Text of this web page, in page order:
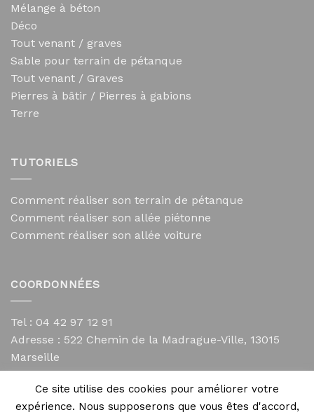
Mélange à béton
Déco
Tout venant / graves
Sable pour terrain de pétanque
Tout venant / Graves
Pierres à bâtir / Pierres à gabions
Terre
TUTORIELS
Comment réaliser son terrain de pétanque
Comment réaliser son allée piétonne
Comment réaliser son allée voiture
COORDONNÉES
Tel : 04 42 97 12 91
Adresse : 522 Chemin de la Madrague-Ville, 13015
Marseille
contact@mycailloux.com
Mentions légales
Ce site utilise des cookies pour améliorer votre
expérience. Nous supposerons que vous êtes d'accord,